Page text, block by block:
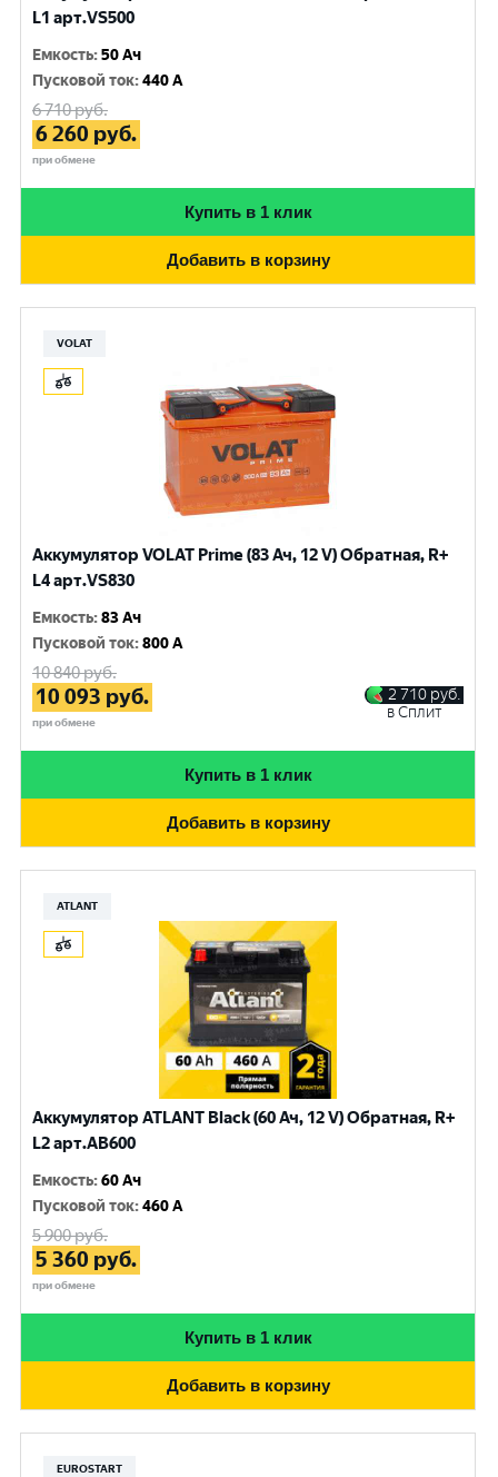
L1 арт.VS500
Емкость:50 Ач
Пусковой ток:440 A
6 710руб.
6 260 руб.
при обмене
Купить в 1 клик
Добавить в корзину
VOLAT
Аккумулятор VOLAT Prime (83 Ач, 12 V) Обратная, R+
L4 арт.VS830
Емкость:83 Ач
Пусковой ток:800 A
10 840руб.
10 093 руб.
при обмене
2 710 руб.
в Сплит
Купить в 1 клик
Добавить в корзину
ATLANT
Аккумулятор ATLANT Black (60 Ач, 12 V) Обратная, R+
L2 арт.AB600
Емкость:60 Ач
Пусковой ток:460 A
5 900руб.
5 360 руб.
при обмене
Купить в 1 клик
Добавить в корзину
EUROSTART